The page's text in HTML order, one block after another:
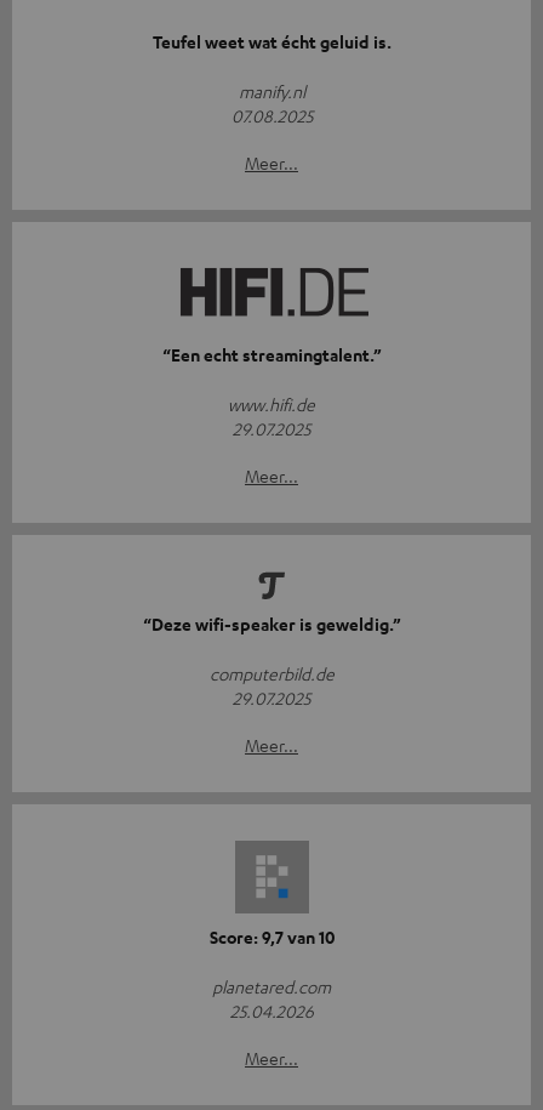
Teufel weet wat écht geluid is.
manify.nl
07.08.2025
Meer...
“Een echt streamingtalent.”
www.hifi.de
29.07.2025
Meer...
“Deze wifi-speaker is geweldig.”
computerbild.de
29.07.2025
Meer...
Score: 9,7 van 10
planetared.com
25.04.2026
Meer...